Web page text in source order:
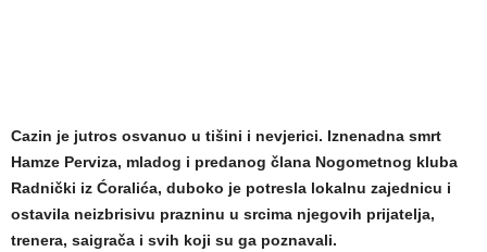
Cazin je jutros osvanuo u tišini i nevjerici. Iznenadna smrt
Hamze Perviza, mladog i predanog člana Nogometnog kluba
Radnički iz Ćoralića, duboko je potresla lokalnu zajednicu i
ostavila neizbrisivu prazninu u srcima njegovih prijatelja,
trenera, saigrača i svih koji su ga poznavali.